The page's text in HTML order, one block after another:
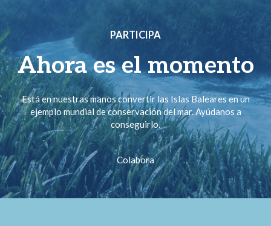
PARTICIPA
Ahora es el momento
Está en nuestras manos convertir las Islas Baleares en un
ejemplo mundial de conservación del mar. Ayúdanos a
conseguirlo.
Colabora